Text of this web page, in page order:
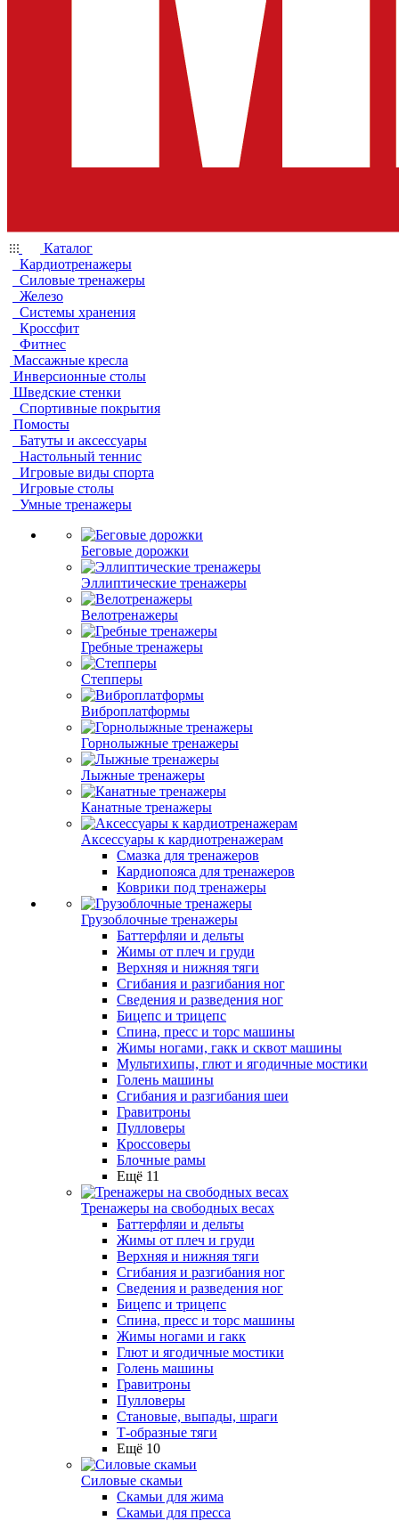
Каталог
Кардиотренажеры
Силовые тренажеры
Железо
Системы хранения
Кроссфит
Фитнес
Массажные кресла
Инверсионные столы
Шведские стенки
Спортивные покрытия
Помосты
Батуты и аксессуары
Настольный теннис
Игровые виды спорта
Игровые столы
Умные тренажеры
Беговые дорожки
Эллиптические тренажеры
Велотренажеры
Гребные тренажеры
Степперы
Виброплатформы
Горнолыжные тренажеры
Лыжные тренажеры
Канатные тренажеры
Аксессуары к кардиотренажерам
Смазка для тренажеров
Кардиопояса для тренажеров
Коврики под тренажеры
Грузоблочные тренажеры
Баттерфляи и дельты
Жимы от плеч и груди
Верхняя и нижняя тяги
Сгибания и разгибания ног
Сведения и разведения ног
Бицепс и трицепс
Спина, пресс и торс машины
Жимы ногами, гакк и сквот машины
Мультихипы, глют и ягодичные мостики
Голень машины
Сгибания и разгибания шеи
Гравитроны
Пулловеры
Кроссоверы
Блочные рамы
Ещё 11
Тренажеры на свободных весах
Баттерфляи и дельты
Жимы от плеч и груди
Верхняя и нижняя тяги
Сгибания и разгибания ног
Сведения и разведения ног
Бицепс и трицепс
Спина, пресс и торс машины
Жимы ногами и гакк
Глют и ягодичные мостики
Голень машины
Гравитроны
Пулловеры
Становые, выпады, шраги
Т-образные тяги
Ещё 10
Силовые скамьи
Скамьи для жима
Скамьи для пресса